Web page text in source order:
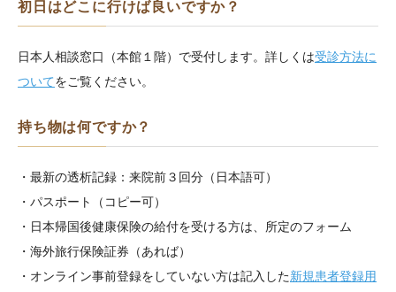
初日はどこに行けば良いですか？
日本人相談窓口（本館１階）で受付します。詳しくは受診方法に
ついてをご覧ください。
持ち物は何ですか？
・最新の透析記録：来院前３回分（日本語可）
・パスポート（コピー可）
・日本帰国後健康保険の給付を受ける方は、所定のフォーム
・海外旅行保険証券（あれば）
・オンライン事前登録をしていない方は記入した新規患者登録用